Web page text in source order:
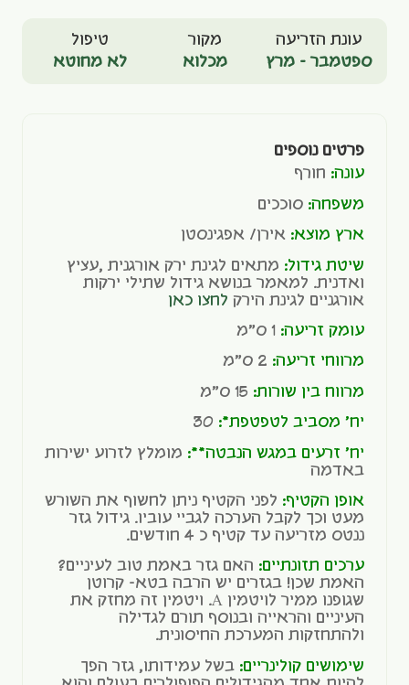
עונת הזריעה
ספטמבר - מרץ
מקור
מכלוא
טיפול
לא מחוטא
פרטים נוספים
עונה: חורף
משפחה: סוככים
ארץ מוצא: אירן/ אפגינסטן
שיטת גידול: מתאים לגינת ירק אורגנית ,עציץ
ואדנית. למאמר בנושא גידול שתילי ירקות
אורגניים לגינת הירק לחצו כאן
עומק זריעה:
מרווחי זריעה:
מרווח בין שורות:
יח' מסביב לטפטפת*: 30
יח' זרעים במגש הנבטה**: מומלץ לזרוע ישירות
באדמה
אופן הקטיף: לפני הקטיף ניתן לחשוף את השורש
מעט וכך לקבל הערכה לגביי עוביו. גידול גזר
ננטס מזריעה עד קטיף כ 4 חודשים.
ערכים תזונתיים: האם גזר באמת טוב לעיניים?
האמת שכן! בגזרים יש הרבה בטא- קרוטן
שגופנו ממיר לויטמין A. ויטמין זה מחזק את
העיניים והראייה ובנוסף תורם לגדילה
ולהתחזקות המערכת החיסונית.
שימושים קולינריים: בשל עמידותו, גזר הפך